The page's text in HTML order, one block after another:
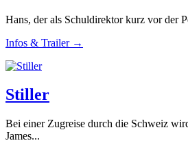
Hans, der als Schuldirektor kurz vor der
Infos & Trailer →
Stiller
Bei einer Zugreise durch die Schweiz
James...